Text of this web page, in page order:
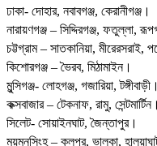
ঢাকা- দোহার, নবাবগঞ্জ, কেরানীগঞ্জ।
নারায়ণগঞ্জ – সিদ্দিরগঞ্জ, ফতুল্লা,
চট্টগ্রাম – সাতকানিয়া, মীরেরসরাই,
কিশোরগঞ্জ – ভৈরব, মিঠামাইন।
মুন্সিগঞ্জ- লোহগঞ্জ, গজারিয়া, টঙ্গীবাড়ী।
কক্সবাজার – টেকনাফ, রামু, সেন্টমার্টিন।
সিলেট- সোয়াইনঘাট, জৈন্তাপুর।
ময়মনসিংহ – কুলপুর, ভালুকা,